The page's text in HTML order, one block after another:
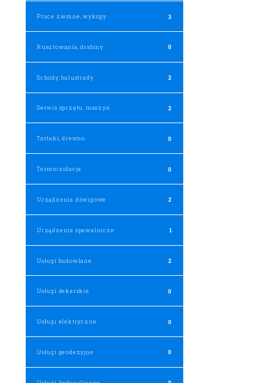
Prace ziemne, wykopy 3
Rusztowania, drabiny 0
Schody, balustrady 2
Serwis sprzętu, maszyn 2
Tartaki, drewno 0
Termoizolacja 0
Urządzenia dźwigowe 2
Urządzenia spawalnicze 1
Usługi budowlane 2
Usługi dekarskie 0
Usługi elektryczne 0
Usługi geodezyjne 0